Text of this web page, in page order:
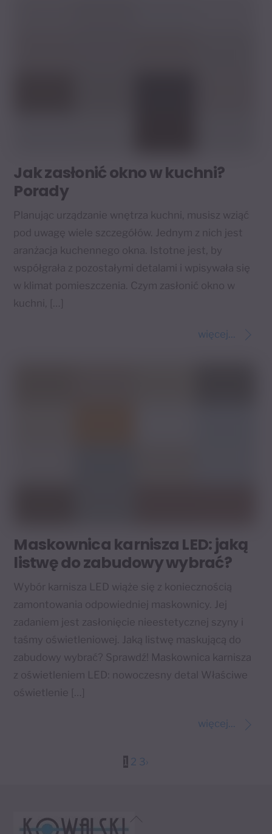
Jak zasłonić okno w kuchni?
Porady
Planując urządzanie wnętrza kuchni, musisz wziąć
pod uwagę wiele szczegółów. Jednym z nich jest
aranżacja kuchennego okna. Istotne jest, by
współgrała z pozostałymi detalami i wpisywała się
w klimat pomieszczenia. Czym zasłonić okno w
kuchni, […]
więcej...
Maskownica karnisza LED: jaką
listwę do zabudowy wybrać?
Wybór karnisza LED wiąże się z koniecznością
zamontowania odpowiedniej maskownicy. Jej
zadaniem jest zasłonięcie nieestetycznej szyny i
taśmy oświetleniowej. Jaką listwę maskującą do
zabudowy wybrać? Sprawdź! Maskownica karnisza
z oświetleniem LED: nowoczesny detal Właściwe
oświetlenie […]
więcej...
1 2 3 ›